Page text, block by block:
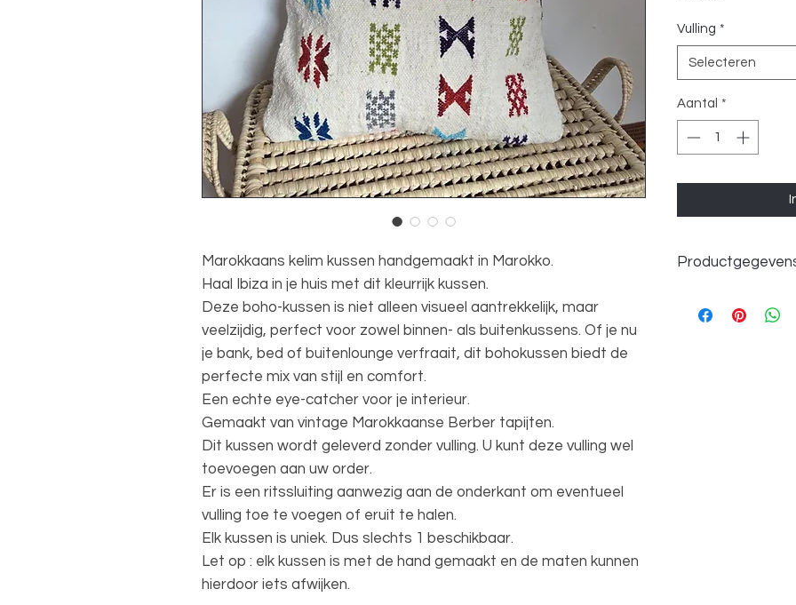
Marokkaans kelim kussen handgemaakt in Marokko.
Haal Ibiza in je huis met dit kleurrijk kussen.
Deze boho-kussen is niet alleen visueel aantrekkelijk, maar
veelzijdig, perfect voor zowel binnen- als buitenkussens. Of je nu
je bank, bed of buitenlounge verfraait, dit bohokussen biedt de
perfecte mix van stijl en comfort.
Een echte eye-catcher voor je interieur.
Gemaakt van vintage Marokkaanse Berber tapijten.
Dit kussen wordt geleverd zonder vulling. U kunt deze vulling wel
toevoegen aan uw order.
Er is een ritssluiting aanwezig aan de onderkant om eventueel
vulling toe te voegen of eruit te halen.
Elk kussen is uniek. Dus slechts 1 beschikbaar.
Let op : elk kussen is met de hand gemaakt en de maten kunnen
hierdoor iets afwijken.
Vulling *
Selecteren
Aantal *
100% wol